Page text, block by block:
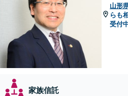
山形
らも
受付
家族信託